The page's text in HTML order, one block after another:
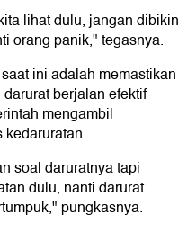
lihat dulu, jangan dibikin
orang panik," tegasnya.
ini adalah memastikan
berjalan efektif
mengambil
kedaruratan.
soal daruratnya tapi
dulu, nanti darurat
pungkasnya.